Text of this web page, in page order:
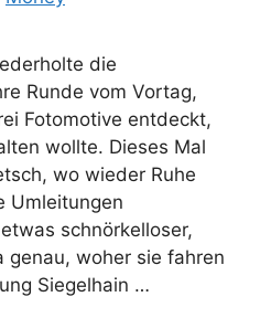
die
Runde vom Vortag,
Fotomotive entdeckt,
wollte. Dieses Mal
wo wieder Ruhe
Umleitungen
schnörkelloser,
genau, woher sie fahren
Siegelhain …